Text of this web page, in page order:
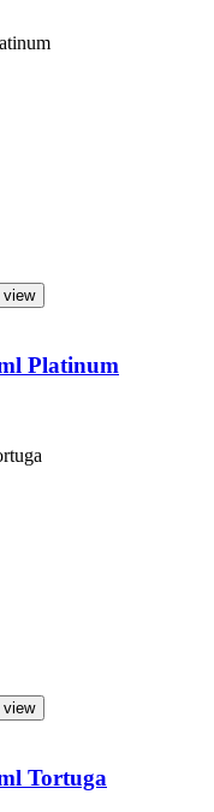
Platinum
Tortuga